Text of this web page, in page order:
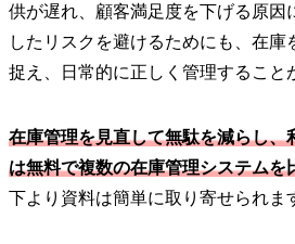
供が遅れ、顧客満足度を下げる原因
したリスクを避けるためにも、在庫
捉え、日常的に正しく管理すること
在庫管理を見直して無駄を減らし、
は無料で複数の在庫管理システムを
下より資料は簡単に取り寄せられま